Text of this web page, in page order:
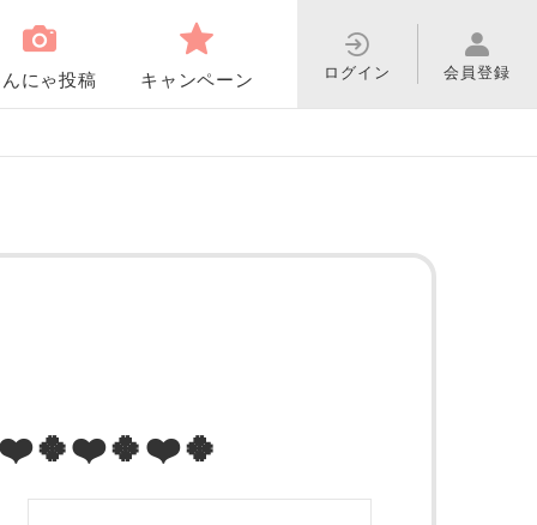
ログイン 会員登録
にゃ投稿 キャンペーン